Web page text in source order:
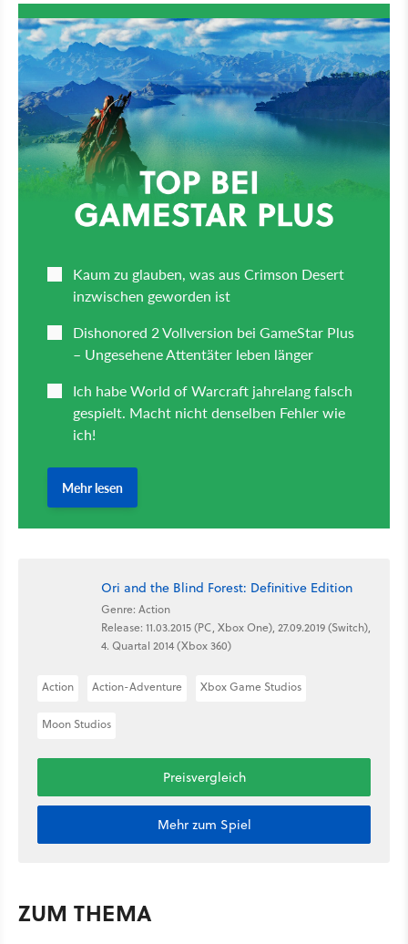
Ori and the Blind Forest: Definitive Edition
Genre: Action
Release: 11.03.2015 (PC, Xbox One), 27.09.2019 (Switch),
4. Quartal 2014 (Xbox 360)
Action Action-Adventure Xbox Game Studios
Moon Studios
Preisvergleich
Mehr zum Spiel
ZUM THEMA